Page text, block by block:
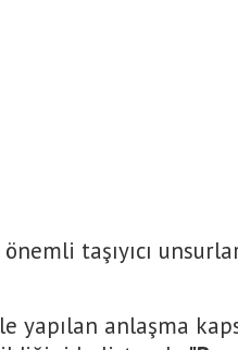
önemli taşıyıcı
yapılan anlaşma